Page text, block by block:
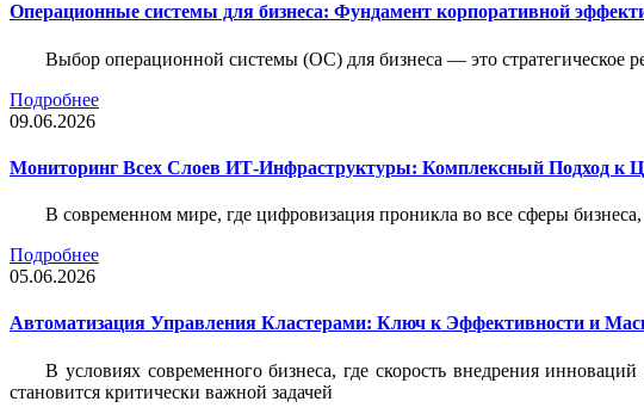
Операционные системы для бизнеса: Фундамент корпоративной
Выбор операционной системы (ОС) для бизнеса — это стратегическое
Подробнее
09.06.2026
Мониторинг Всех Слоев ИТ-Инфраструктуры: Комплексный Подход к
В современном мире, где цифровизация проникла во все сферы
Подробнее
05.06.2026
Автоматизация Управления Кластерами: Ключ к Эффективности и
В условиях современного бизнеса, где скорость внедрения
становится критически важной задачей